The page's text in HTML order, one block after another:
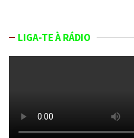
LIGA-TE À RÁDIO